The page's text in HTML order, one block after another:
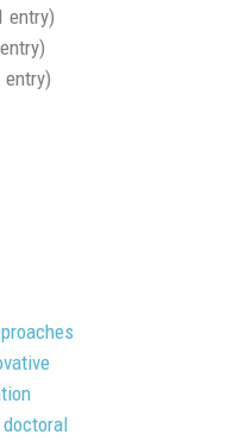
entry)